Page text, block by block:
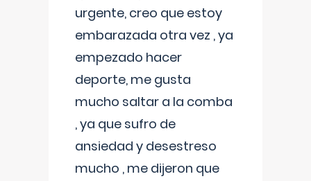
urgente, creo que estoy
embarazada otra vez , ya
empezado hacer
deporte, me gusta
mucho saltar a la comba
, ya que sufro de
ansiedad y desestreso
mucho , me dijeron que